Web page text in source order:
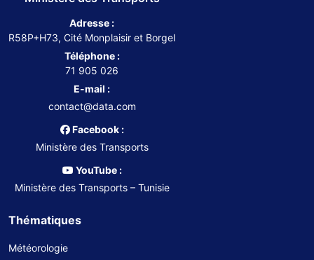
Adresse :
R58P+H73, Cité Monplaisir et Borgel
Téléphone :
71 905 026
E-mail :
contact@data.com
Facebook :
Ministère des Transports
YouTube :
Ministère des Transports – Tunisie
Thématiques
Météorologie